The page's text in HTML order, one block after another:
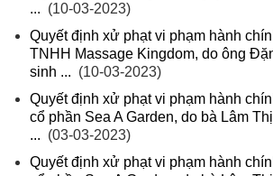
... (10-03-2023)
Quyết định xử phạt vi phạm hành
TNHH Massage Kingdom, do ông
sinh ... (10-03-2023)
Quyết định xử phạt vi phạm hành
cổ phần Sea A Garden, do bà Lâm
... (03-03-2023)
Quyết định xử phạt vi phạm hành